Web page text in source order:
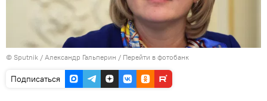
© Sputnik / Александр Гальперин / Перейти в фотобанк
Подписаться